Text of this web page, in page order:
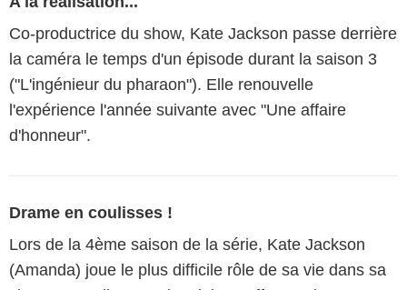
Co-productrice du show, Kate Jackson passe derrière
la caméra le temps d'un épisode durant la saison 3
("L'ingénieur du pharaon"). Elle renouvelle
l'expérience l'année suivante avec "Une affaire
d'honneur".
Drame en coulisses !
Lors de la 4ème saison de la série, Kate Jackson
(Amanda) joue le plus difficile rôle de sa vie dans sa